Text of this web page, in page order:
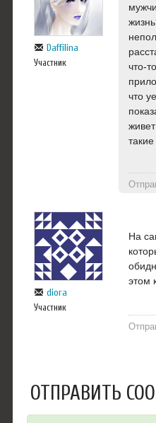
Daffilina
Участник
что-
что
diora
Участник
На
этом
ОТПРАВИТЬ